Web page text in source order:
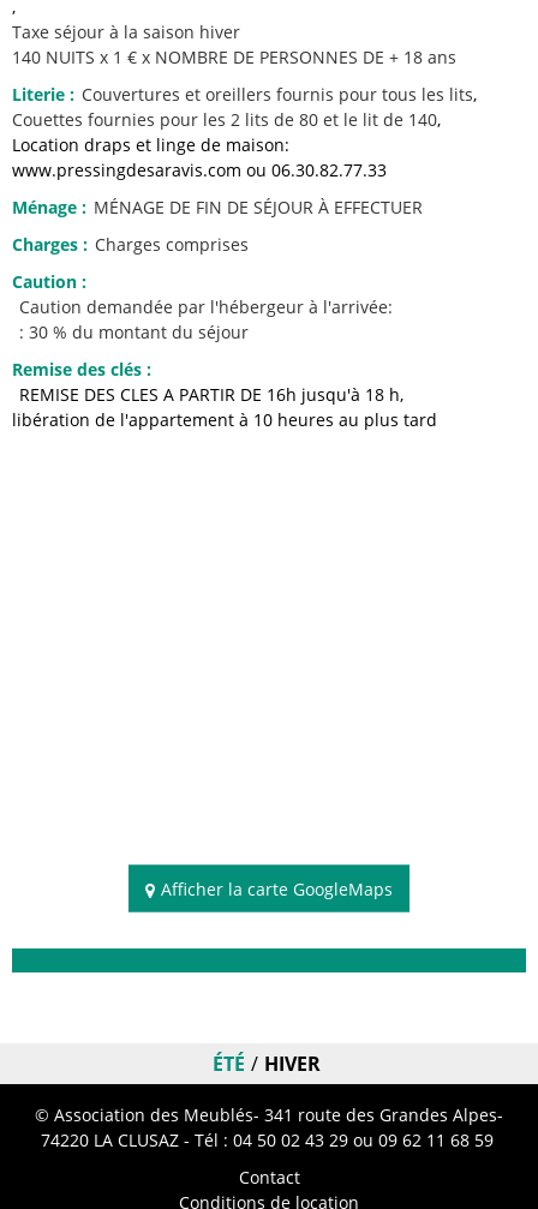
Taxe séjour à la saison hiver
140 NUITS x 1 € x NOMBRE DE PERSONNES DE + 18 ans
Literie : Couvertures et oreillers fournis pour tous les lits
Couettes fournies pour les 2 lits de 80 et le lit de 140
Location draps et linge de maison:
www.pressingdesaravis.com ou 06.30.82.77.33
Ménage : MÉNAGE DE FIN DE SÉJOUR À EFFECTUER
Charges : Charges comprises
Caution :
Caution demandée par l'hébergeur à l'arrivée:
: 30 % du montant du séjour
Remise des clés :
REMISE DES CLES A PARTIR DE 16h jusqu'à 18 h
libération de l'appartement à 10 heures au plus tard
Afficher la carte GoogleMaps
ÉTÉ HIVER
© Association des Meublés- 341 route des Grandes Alpes-
74220 LA CLUSAZ - Tél : 04 50 02 43 29ou 09 62 11 68 59
Contact
Conditions de location